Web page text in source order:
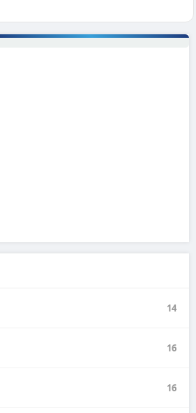
14
16
16